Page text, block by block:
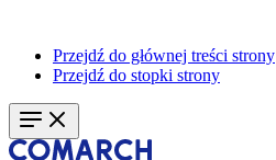
Przejdź do głównej treści strony
Przejdź do stopki strony